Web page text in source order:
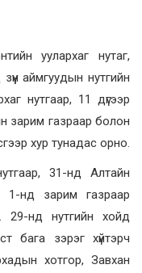
уулархаг нутаг,
аймгуудын нутгийн
нутгаар, 11 дүгээр
зарим газраар болон
хур тунадас орно.
31-нд Алтайн
1-нд зарим газраар
29-нд нутгийн хойд
бага зэрэг хүйтэрч
хотгор, Завхан